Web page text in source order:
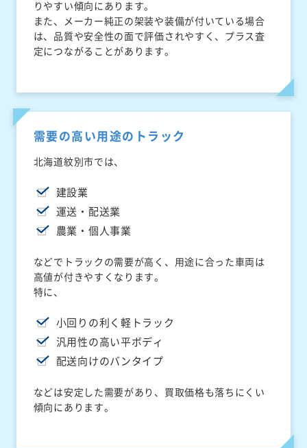
りやすい傾向にあります。
また、メーカー純正の架装や装備が付いている場合
は、品質や安全性の面で評価されやすく、プラス査
定につながることがあります。
需要の高い用途のトラック
北海道紋別市では、
建設業
運送・配送業
農業・個人事業
などでトラックの需要が高く、用途に合った車両は
高値が付きやすくなります。
特に、
小回りの利く軽トラック
汎用性の高い平ボディ
配送向けのバンタイプ
などは安定した需要があり、買取価格も落ちにくい
傾向にあります。